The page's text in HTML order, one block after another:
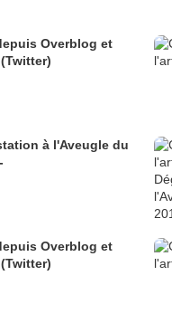
et
et X (Twitter)
à l'Aveugle du
et
et X (Twitter)